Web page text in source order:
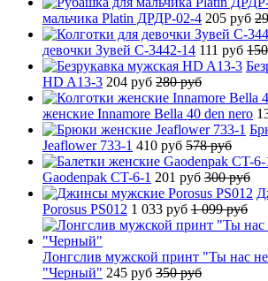
мальчика Platin ДРДР-02-4 205 руб
девочки Зувей C-3442-14 111 руб
HD A13-3 204 руб 280 руб
женские Innamore Bella 40 den nero
Jeaflower 733-1 410 руб 578 руб
Gaodenpak CT-6-1 201 руб 300 руб
Porosus PS012 1 033 руб 1 099 руб
Лонгслив мужской принт "Ты нас
"Черный" 245 руб 350 руб